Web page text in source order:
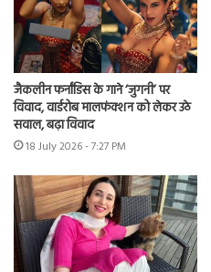
जैकलीन फर्नांडिस के गाने ‘जुगनी’ पर
विवाद, वार्डरोब मालफंक्शन को लेकर उठे
सवाल, बढ़ा विवाद
18 July 2026 - 7:27 PM